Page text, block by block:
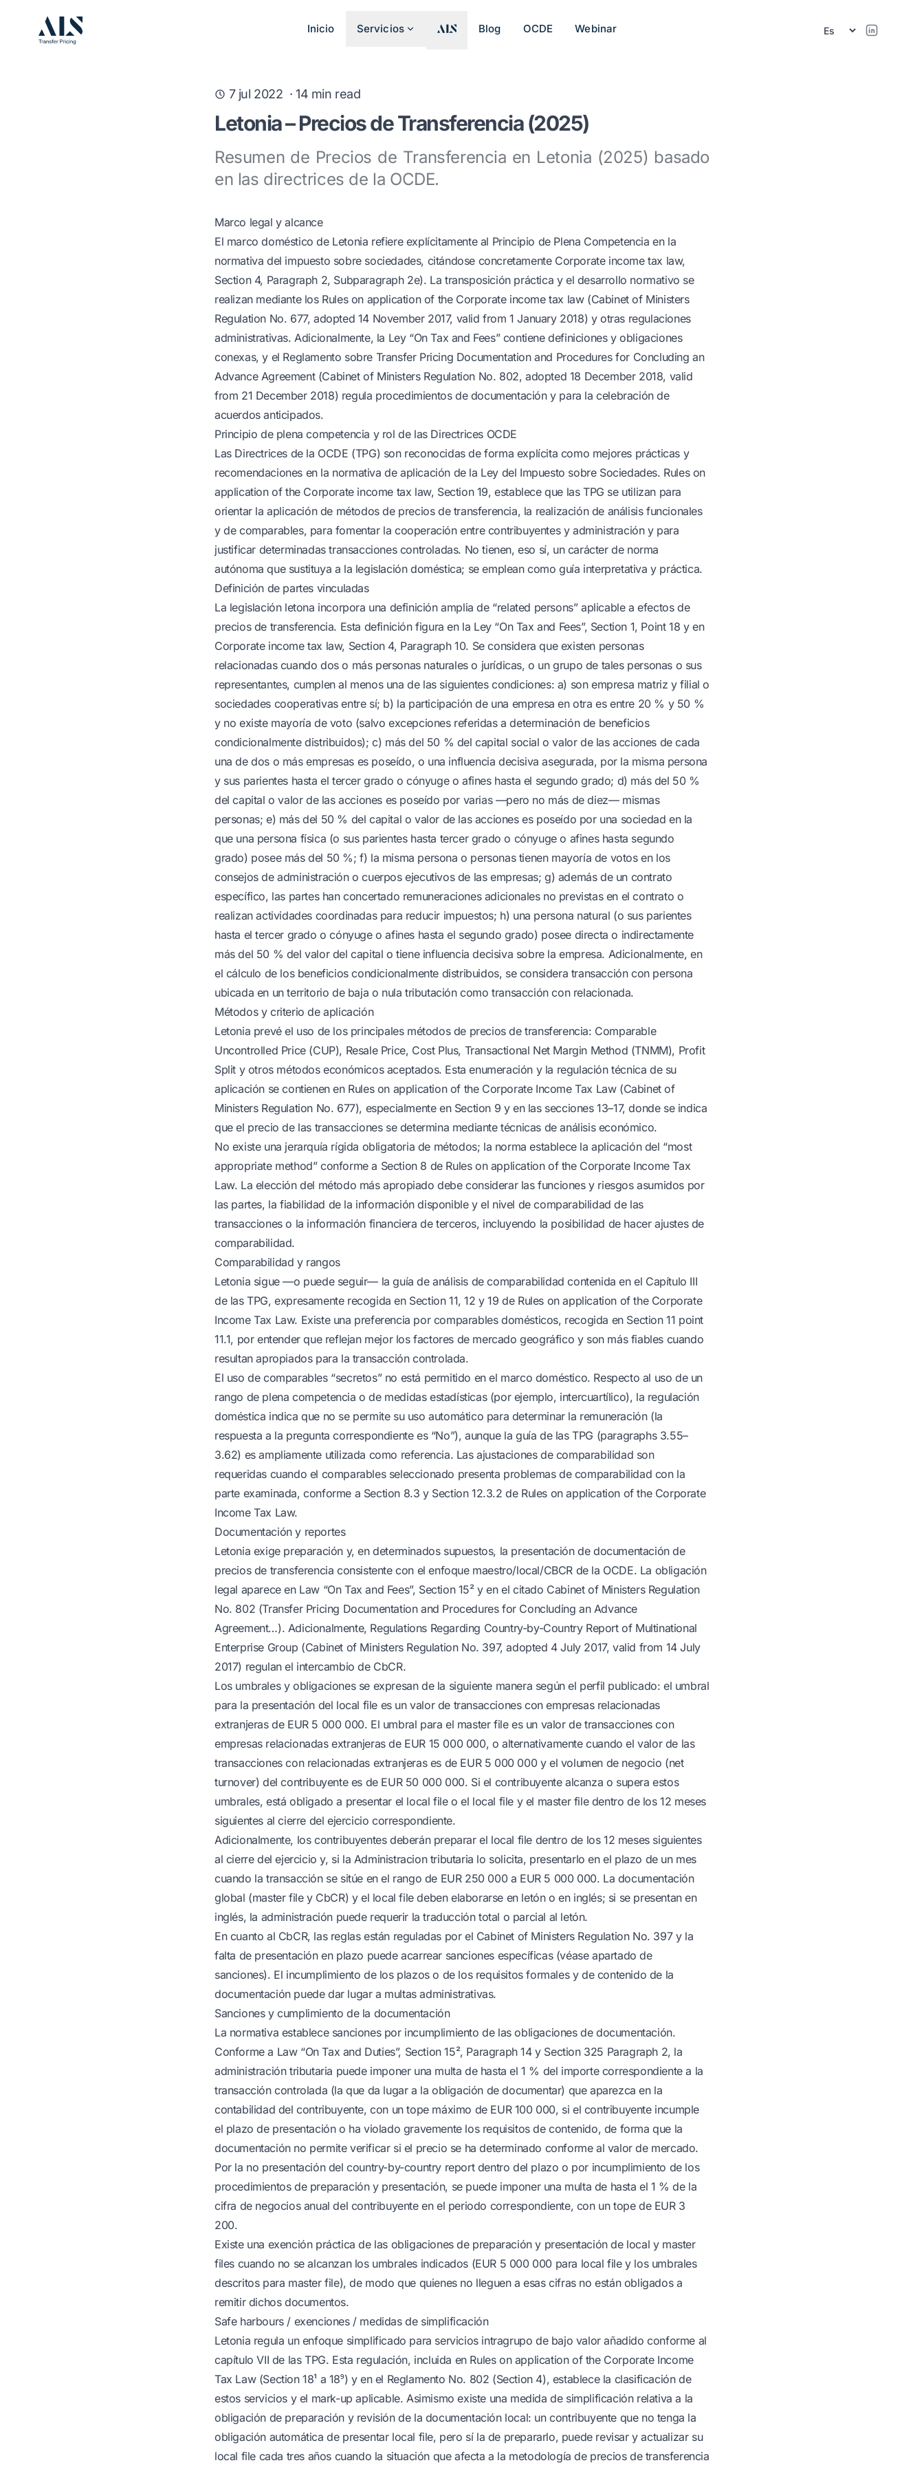
Inicio Servicios Blog OCDE Webinar
7 jul 2022 ·14 min read
Letonia – Precios de Transferencia (2025)
Resumen de Precios de Transferencia en Letonia (2025) basado
en las directrices de la OCDE.
Marco legal y alcance
El marco doméstico de Letonia refiere explícitamente al Principio de Plena Competencia en la
normativa del impuesto sobre sociedades, citándose concretamente Corporate income tax law,
Section 4, Paragraph 2, Subparagraph 2e). La transposición práctica y el desarrollo normativo se
realizan mediante los Rules on application of the Corporate income tax law (Cabinet of Ministers
Regulation No. 677, adopted 14 November 2017, valid from 1 January 2018) y otras regulaciones
administrativas. Adicionalmente, la Ley “On Tax and Fees” contiene definiciones y obligaciones
conexas, y el Reglamento sobre Transfer Pricing Documentation and Procedures for Concluding an
Advance Agreement (Cabinet of Ministers Regulation No. 802, adopted 18 December 2018, valid
from 21 December 2018) regula procedimientos de documentación y para la celebración de
acuerdos anticipados.
Principio de plena competencia y rol de las Directrices OCDE
Las Directrices de la OCDE (TPG) son reconocidas de forma explícita como mejores prácticas y
recomendaciones en la normativa de aplicación de la Ley del Impuesto sobre Sociedades. Rules on
application of the Corporate income tax law, Section 19, establece que las TPG se utilizan para
orientar la aplicación de métodos de precios de transferencia, la realización de análisis funcionales
y de comparables, para fomentar la cooperación entre contribuyentes y administración y para
justificar determinadas transacciones controladas. No tienen, eso sí, un carácter de norma
autónoma que sustituya a la legislación doméstica; se emplean como guía interpretativa y práctica.
Definición de partes vinculadas
La legislación letona incorpora una definición amplia de “related persons” aplicable a efectos de
precios de transferencia. Esta definición figura en la Ley “On Tax and Fees”, Section 1, Point 18 y en
Corporate income tax law, Section 4, Paragraph 10. Se considera que existen personas
relacionadas cuando dos o más personas naturales o jurídicas, o un grupo de tales personas o sus
representantes, cumplen al menos una de las siguientes condiciones: a) son empresa matriz y filial o
sociedades cooperativas entre sí; b) la participación de una empresa en otra es entre 20 % y 50 %
y no existe mayoría de voto (salvo excepciones referidas a determinación de beneficios
condicionalmente distribuidos); c) más del 50 % del capital social o valor de las acciones de cada
una de dos o más empresas es poseído, o una influencia decisiva asegurada, por la misma persona
y sus parientes hasta el tercer grado o cónyuge o afines hasta el segundo grado; d) más del 50 %
del capital o valor de las acciones es poseído por varias —pero no más de diez— mismas
personas; e) más del 50 % del capital o valor de las acciones es poseído por una sociedad en la
que una persona física (o sus parientes hasta tercer grado o cónyuge o afines hasta segundo
grado) posee más del 50 %; f) la misma persona o personas tienen mayoría de votos en los
consejos de administración o cuerpos ejecutivos de las empresas; g) además de un contrato
específico, las partes han concertado remuneraciones adicionales no previstas en el contrato o
realizan actividades coordinadas para reducir impuestos; h) una persona natural (o sus parientes
hasta el tercer grado o cónyuge o afines hasta el segundo grado) posee directa o indirectamente
más del 50 % del valor del capital o tiene influencia decisiva sobre la empresa. Adicionalmente, en
el cálculo de los beneficios condicionalmente distribuidos, se considera transacción con persona
ubicada en un territorio de baja o nula tributación como transacción con relacionada.
Métodos y criterio de aplicación
Letonia prevé el uso de los principales métodos de precios de transferencia: Comparable
Uncontrolled Price (CUP), Resale Price, Cost Plus, Transactional Net Margin Method (TNMM), Profit
Split y otros métodos económicos aceptados. Esta enumeración y la regulación técnica de su
aplicación se contienen en Rules on application of the Corporate Income Tax Law (Cabinet of
Ministers Regulation No. 677), especialmente en Section 9 y en las secciones 13–17, donde se indica
que el precio de las transacciones se determina mediante técnicas de análisis económico.
No existe una jerarquía rígida obligatoria de métodos; la norma establece la aplicación del “most
appropriate method” conforme a Section 8 de Rules on application of the Corporate Income Tax
Law. La elección del método más apropiado debe considerar las funciones y riesgos asumidos por
las partes, la fiabilidad de la información disponible y el nivel de comparabilidad de las
transacciones o la información financiera de terceros, incluyendo la posibilidad de hacer ajustes de
comparabilidad.
Comparabilidad y rangos
Letonia sigue —o puede seguir— la guía de análisis de comparabilidad contenida en el Capítulo III
de las TPG, expresamente recogida en Section 11, 12 y 19 de Rules on application of the Corporate
Income Tax Law. Existe una preferencia por comparables domésticos, recogida en Section 11 point
11.1, por entender que reflejan mejor los factores de mercado geográfico y son más fiables cuando
resultan apropiados para la transacción controlada.
El uso de comparables “secretos” no está permitido en el marco doméstico. Respecto al uso de un
rango de plena competencia o de medidas estadísticas (por ejemplo, intercuartílico), la regulación
doméstica indica que no se permite su uso automático para determinar la remuneración (la
respuesta a la pregunta correspondiente es “No”), aunque la guía de las TPG (paragraphs 3.55–
3.62) es ampliamente utilizada como referencia. Las ajustaciones de comparabilidad son
requeridas cuando el comparables seleccionado presenta problemas de comparabilidad con la
parte examinada, conforme a Section 8.3 y Section 12.3.2 de Rules on application of the Corporate
Income Tax Law.
Documentación y reportes
Letonia exige preparación y, en determinados supuestos, la presentación de documentación de
precios de transferencia consistente con el enfoque maestro/local/CBCR de la OCDE. La obligación
legal aparece en Law “On Tax and Fees”, Section 15² y en el citado Cabinet of Ministers Regulation
No. 802 (Transfer Pricing Documentation and Procedures for Concluding an Advance
Agreement…). Adicionalmente, Regulations Regarding Country-by-Country Report of Multinational
Enterprise Group (Cabinet of Ministers Regulation No. 397, adopted 4 July 2017, valid from 14 July
2017) regulan el intercambio de CbCR.
Los umbrales y obligaciones se expresan de la siguiente manera según el perfil publicado: el umbral
para la presentación del local file es un valor de transacciones con empresas relacionadas
extranjeras de EUR 5 000 000. El umbral para el master file es un valor de transacciones con
empresas relacionadas extranjeras de EUR 15 000 000, o alternativamente cuando el valor de las
transacciones con relacionadas extranjeras es de EUR 5 000 000 y el volumen de negocio (net
turnover) del contribuyente es de EUR 50 000 000. Si el contribuyente alcanza o supera estos
umbrales, está obligado a presentar el local file o el local file y el master file dentro de los 12 meses
siguientes al cierre del ejercicio correspondiente.
Adicionalmente, los contribuyentes deberán preparar el local file dentro de los 12 meses siguientes
al cierre del ejercicio y, si la Administracion tributaria lo solicita, presentarlo en el plazo de un mes
cuando la transacción se sitúe en el rango de EUR 250 000 a EUR 5 000 000. La documentación
global (master file y CbCR) y el local file deben elaborarse en letón o en inglés; si se presentan en
inglés, la administración puede requerir la traducción total o parcial al letón.
En cuanto al CbCR, las reglas están reguladas por el Cabinet of Ministers Regulation No. 397 y la
falta de presentación en plazo puede acarrear sanciones específicas (véase apartado de
sanciones). El incumplimiento de los plazos o de los requisitos formales y de contenido de la
documentación puede dar lugar a multas administrativas.
Sanciones y cumplimiento de la documentación
La normativa establece sanciones por incumplimiento de las obligaciones de documentación.
Conforme a Law “On Tax and Duties”, Section 15², Paragraph 14 y Section 325 Paragraph 2, la
administración tributaria puede imponer una multa de hasta el 1 % del importe correspondiente a la
transacción controlada (la que da lugar a la obligación de documentar) que aparezca en la
contabilidad del contribuyente, con un tope máximo de EUR 100 000, si el contribuyente incumple
el plazo de presentación o ha violado gravemente los requisitos de contenido, de forma que la
documentación no permite verificar si el precio se ha determinado conforme al valor de mercado.
Por la no presentación del country-by-country report dentro del plazo o por incumplimiento de los
procedimientos de preparación y presentación, se puede imponer una multa de hasta el 1 % de la
cifra de negocios anual del contribuyente en el periodo correspondiente, con un tope de EUR 3
200.
Existe una exención práctica de las obligaciones de preparación y presentación de local y master
files cuando no se alcanzan los umbrales indicados (EUR 5 000 000 para local file y los umbrales
descritos para master file), de modo que quienes no lleguen a esas cifras no están obligados a
remitir dichos documentos.
Safe harbours / exenciones / medidas de simplificación
Letonia regula un enfoque simplificado para servicios intragrupo de bajo valor añadido conforme al
capítulo VII de las TPG. Esta regulación, incluida en Rules on application of the Corporate Income
Tax Law (Section 18¹ a 18⁹) y en el Reglamento No. 802 (Section 4), establece la clasificación de
estos servicios y el mark-up aplicable. Asimismo existe una medida de simplificación relativa a la
obligación de preparación y revisión de la documentación local: un contribuyente que no tenga la
obligación automática de presentar local file, pero sí la de prepararlo, puede revisar y actualizar su
local file cada tres años cuando la situación que afecta a la metodología de precios de transferencia